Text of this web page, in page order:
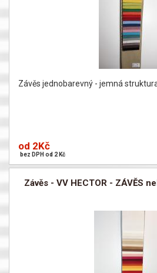
Závěs jednobarevný - jemná
od 2Kč
bez DPH od 2 Kč
Závěs - VV HECTOR - ZÁVĚS